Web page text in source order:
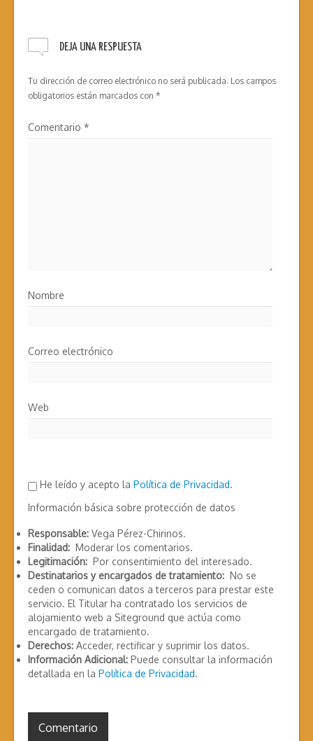
DEJA UNA RESPUESTA
Tu dirección de correo electrónico no será publicada. Los campos
obligatorios están marcados con *
Comentario *
Nombre
Correo electrónico
Web
He leído y acepto la Política de Privacidad.
Información básica sobre protección de datos
Responsable: Vega Pérez-Chirinos.
Finalidad: Moderar los comentarios.
Legitimación: Por consentimiento del interesado.
Destinatarios y encargados de tratamiento: No se
ceden o comunican datos a terceros para prestar este
servicio. El Titular ha contratado los servicios de
alojamiento web a Siteground que actúa como
encargado de tratamiento.
Derechos: Acceder, rectificar y suprimir los datos.
Información Adicional: Puede consultar la información
detallada en la Política de Privacidad.